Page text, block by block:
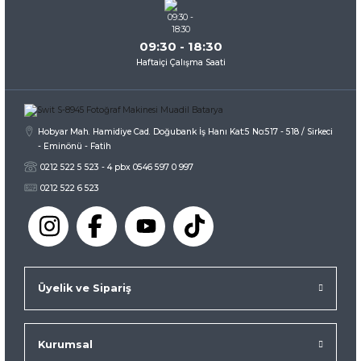
09:30 - 18:30
Haftaiçi Çalışma Saati
Hobyar Mah. Hamidiye Cad. Doğubank İş Hanı Kat:5 No:517 - 518 / Sirkeci
- Eminönü - Fatih
0212 522 5 523 - 4 pbx 0546 597 0 997
0212 522 6 523
Üyelik ve Sipariş
Kurumsal